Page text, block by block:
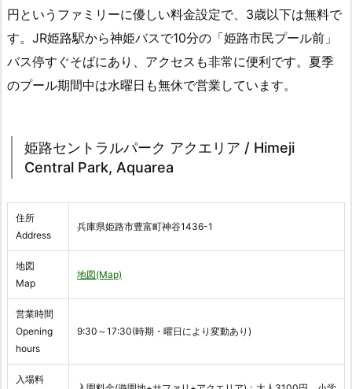
円というファミリーに優しい料金設定で、3歳以下は無料で
す。JR姫路駅から神姫バスで10分の「姫路市民プール前」
バス停すぐそばにあり、アクセスも非常に便利です。夏季
のプール期間中は水曜日も無休で営業しています。
姫路セントラルパーク アクエリア / Himeji
Central Park, Aquarea
住所
Address
兵庫県姫路市豊富町神谷1436-1
地図
Map
地図(Map)
営業時間
Opening
hours
9:30～17:30(時期・曜日により変動あり)
入場料